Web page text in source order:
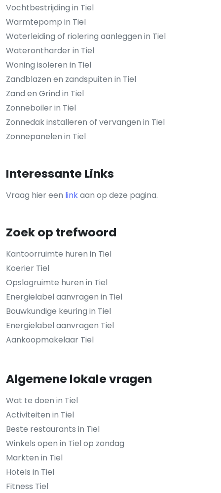
Vochtbestrijding in Tiel
Warmtepomp in Tiel
Waterleiding of riolering aanleggen in Tiel
Waterontharder in Tiel
Woning isoleren in Tiel
Zandblazen en zandspuiten in Tiel
Zand en Grind in Tiel
Zonneboiler in Tiel
Zonnedak installeren of vervangen in Tiel
Zonnepanelen in Tiel
Interessante Links
Vraag hier een linkaan op deze pagina.
Zoek op trefwoord
Kantoorruimte huren in Tiel
Koerier Tiel
Opslagruimte huren in Tiel
Energielabel aanvragen in Tiel
Bouwkundige keuring in Tiel
Energielabel aanvragen Tiel
Aankoopmakelaar Tiel
Algemene lokale vragen
Wat te doen in Tiel
Activiteiten in Tiel
Beste restaurants in Tiel
Winkels open in Tiel op zondag
Markten in Tiel
Hotels in Tiel
Fitness Tiel